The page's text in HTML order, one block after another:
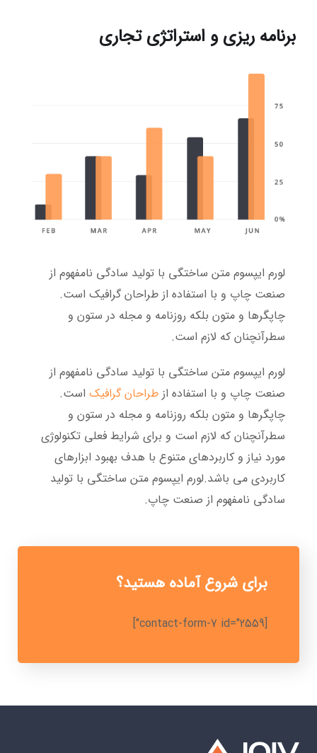
برنامه ریزی و استراتژی تجاری
لورم ایپسوم متن ساختگی با تولید سادگی نامفهوم از
صنعت چاپ و با استفاده از طراحان گرافیک است.
چاپگرها و متون بلکه روزنامه و مجله در ستون و
سطرآنچنان که لازم است.
لورم ایپسوم متن ساختگی با تولید سادگی نامفهوم از
صنعت چاپ و با استفاده از طراحان گرافیک است.
چاپگرها و متون بلکه روزنامه و مجله در ستون و
سطرآنچنان که لازم است و برای شرایط فعلی تکنولوژی
مورد نیاز و کاربردهای متنوع با هدف بهبود ابزارهای
کاربردی می باشد.لورم ایپسوم متن ساختگی با تولید
سادگی نامفهوم از صنعت چاپ.
برای شروع آماده هستید؟
[contact-form-7 id="2559"]